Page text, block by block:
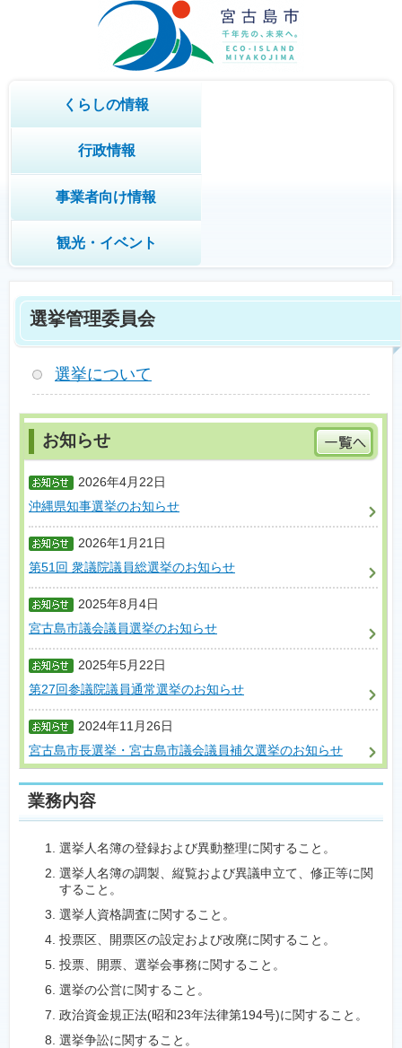
くらしの情報
行政情報
事業者向け情報
観光・イベント
選挙管理委員会
選挙について
2026年4月22日
沖縄県知事選挙のお知らせ
2026年1月21日
第51回 衆議院議員総選挙のお知らせ
2025年8月4日
宮古島市議会議員選挙のお知らせ
2025年5月22日
第27回参議院議員通常選挙のお知らせ
2024年11月26日
宮古島市長選挙・宮古島市議会議員補欠選挙のお知らせ
業務内容
選挙人名簿の登録および異動整理に関すること。
選挙人名簿の調製、縦覧および異議申立て、修正等に関
すること。
選挙人資格調査に関すること。
投票区、開票区の設定および改廃に関すること。
投票、開票、選挙会事務に関すること。
選挙の公営に関すること。
政治資金規正法(昭和23年法律第194号)に関すること。
選挙争訟に関すること。